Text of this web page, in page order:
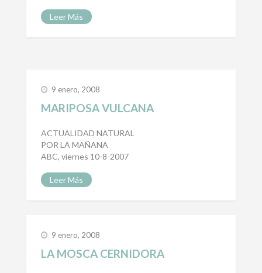
Leer Más
9 enero, 2008
MARIPOSA VULCANA
ACTUALIDAD NATURAL
POR LA MAÑANA
ABC, viernes 10-8-2007
Leer Más
9 enero, 2008
LA MOSCA CERNIDORA